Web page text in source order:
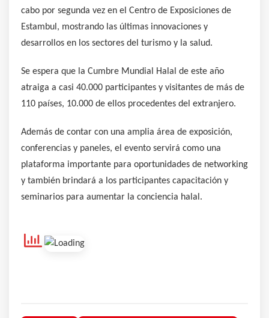
cabo por segunda vez en el Centro de Exposiciones de
Estambul, mostrando las últimas innovaciones y
desarrollos en los sectores del turismo y la salud.
Se espera que la Cumbre Mundial Halal de este año
atraiga a casi 40.000 participantes y visitantes de más de
110 países, 10.000 de ellos procedentes del extranjero.
Además de contar con una amplia área de exposición,
conferencias y paneles, el evento servirá como una
plataforma importante para oportunidades de networking
y también brindará a los participantes capacitación y
seminarios para aumentar la conciencia halal.